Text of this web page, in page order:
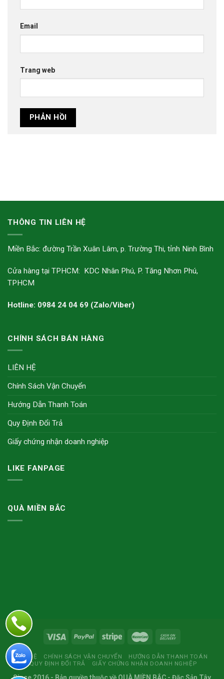
Email
Trang web
THÔNG TIN LIÊN HỆ
Miền Bắc: đường Trần Xuân Lâm, p. Trường Thi, tỉnh Ninh Bình
Cửa hàng tại TPHCM: KDC Nhân Phú, P. Tăng Nhơn Phú,
TPHCM
Hotline: 0984 24 04 69 (Zalo/Viber)
CHÍNH SÁCH BÁN HÀNG
LIÊN HỆ
Chính Sách Vận Chuyển
Hướng Dẫn Thanh Toán
Quy Định Đổi Trả
Giấy chứng nhận doanh nghiệp
LIKE FANPAGE
QUÀ MIỀN BẮC
LIÊN HỆ CHÍNH SÁCH VẬN CHUYỂN
HƯỚNG DẪN THANH TOÁN
QUY ĐỊNH ĐỔI TRẢ
GIẤY CHỨNG NHẬN DOANH NGHIỆP